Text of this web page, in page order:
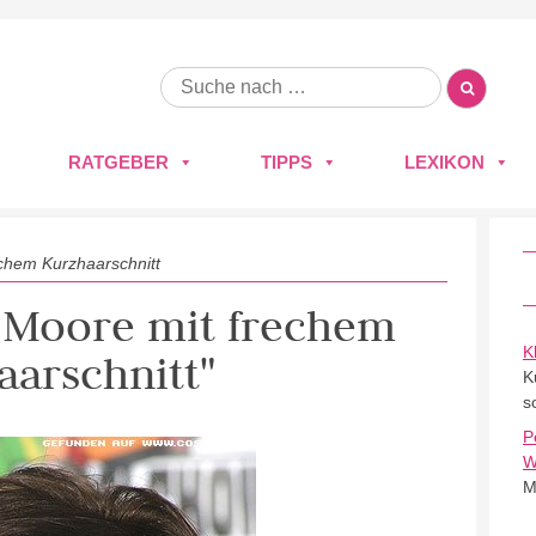
RATGEBER TIPPS LEXIKON
Kurzhaarschnitt
mit frechem